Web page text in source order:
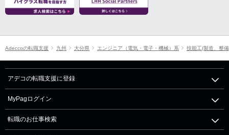
Adeccoの転職支援 九州 大分県 エンジニア（電気・電子・機械）系 技能工(製造、整
アデコの転職支援に登録
MyPagログイン
転職のお仕事検索